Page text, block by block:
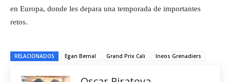
en Europa, donde les depara una temporada de importantes
retos.
RELACIONADOS Egan Bernal Grand Prix Cali Ineos Grenadiers